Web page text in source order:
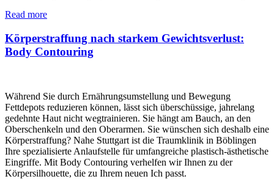
Read more
Körperstraffung nach starkem Gewichtsverlust:
Body Contouring
Während Sie durch Ernährungsumstellung und Bewegung
Fettdepots reduzieren können, lässt sich überschüssige, jahrelang
gedehnte Haut nicht wegtrainieren. Sie hängt am Bauch, an den
Oberschenkeln und den Oberarmen. Sie wünschen sich deshalb eine
Körperstraffung? Nahe Stuttgart ist die Traumklinik in Böblingen
Ihre spezialisierte Anlaufstelle für umfangreiche plastisch-ästhetische
Eingriffe. Mit Body Contouring verhelfen wir Ihnen zu der
Körpersilhouette, die zu Ihrem neuen Ich passt.